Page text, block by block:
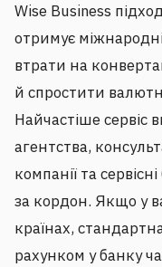
Wise Business
отримує
втрати на
й спростити
Найчастіше сервіс
агентства,
компанії та
за кордон. Якщо у
країнах,
рахунком у банку